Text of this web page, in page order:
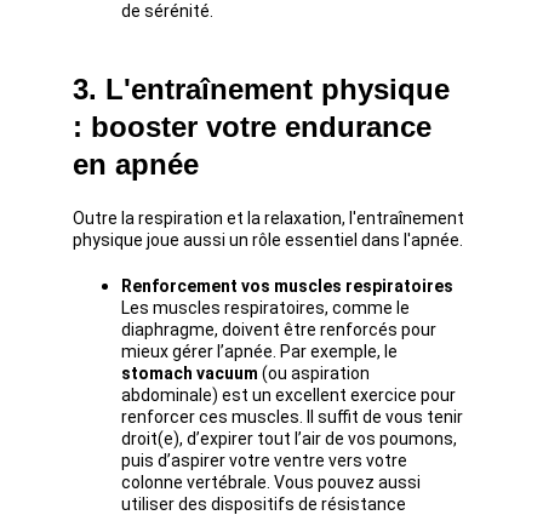
de sérénité.
3. L'entraînement physique
: booster votre endurance
en apnée
Outre la respiration et la relaxation, l'entraînement
physique joue aussi un rôle essentiel dans l'apnée.
Renforcement vos muscles respiratoires
Les muscles respiratoires, comme le
diaphragme, doivent être renforcés pour
mieux gérer l’apnée. Par exemple, le
stomach vacuum (ou aspiration
abdominale) est un excellent exercice pour
renforcer ces muscles. Il suffit de vous tenir
droit(e), d’expirer tout l’air de vos poumons,
puis d’aspirer votre ventre vers votre
colonne vertébrale. Vous pouvez aussi
utiliser des dispositifs de résistance